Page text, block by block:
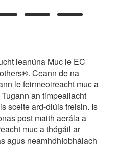
leanúna Muc le EC
Ceann de na
le feirmeoireacht muc a
an timpeallacht
sceite ard-dlúis freisin. Is
post maith aerála a
muc a thógáil ar
agus neamhdhíobhálach